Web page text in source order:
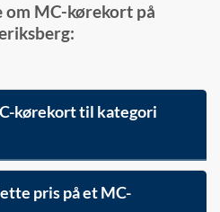
om MC-kørekort på
kørekort til kategori
pris på et MC-